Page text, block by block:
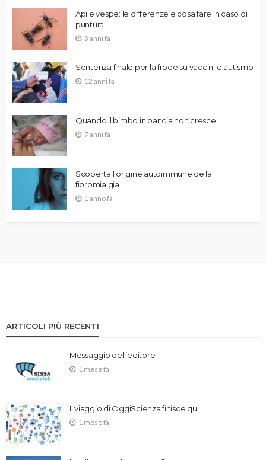
Api e vespe: le differenze e cosa fare in caso di
puntura
3 anni fa
Sentenza finale per la frode su vaccini e autismo
12 anni fa
Quando il bimbo in pancia non cresce
7 anni fa
Scoperta l’origine autoimmune della
fibromialgia
1 anno fa
ARTICOLI PIÙ RECENTI
Messaggio dell’editore
1 mese fa
Il viaggio di OggiScienza finisce qui
1 mese fa